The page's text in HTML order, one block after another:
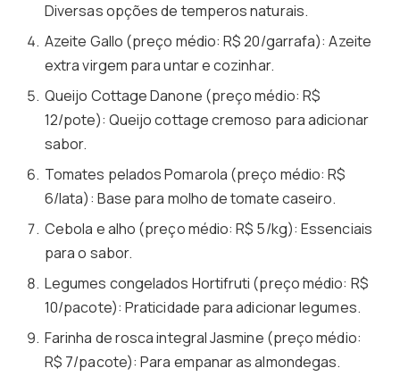
Diversas opções de temperos naturais.
Azeite Gallo (preço médio: R$ 20/garrafa): Azeite
extra virgem para untar e cozinhar.
Queijo Cottage Danone (preço médio: R$
12/pote): Queijo cottage cremoso para adicionar
sabor.
Tomates pelados Pomarola (preço médio: R$
6/lata): Base para molho de tomate caseiro.
Cebola e alho (preço médio: R$ 5/kg): Essenciais
para o sabor.
Legumes congelados Hortifruti (preço médio: R$
10/pacote): Praticidade para adicionar legumes.
Farinha de rosca integral Jasmine (preço médio:
R$ 7/pacote): Para empanar as almondegas.